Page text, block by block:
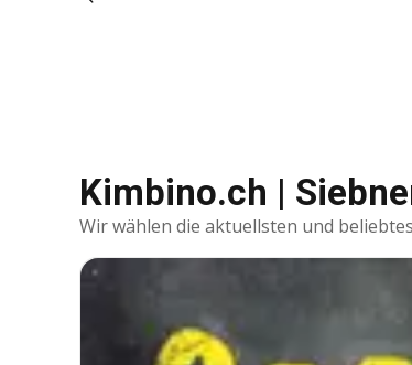
Kimbino.ch |
Wir wählen die aktuellsten und